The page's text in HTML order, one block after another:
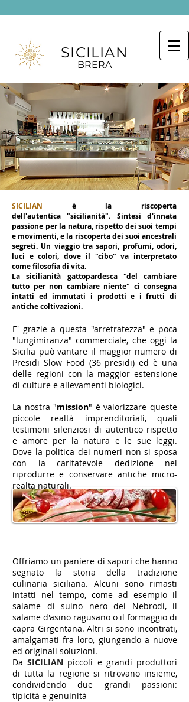
SICILIAN
BRERA
SICILIAN è la riscoperta
dell'autentica "sicilianità". Sintesi d'innata
passione per la natura, rispetto dei suoi tempi
e movimenti, e la riscoperta dei suoi ancestrali
segreti. Un viaggio tra sapori, profumi, odori,
luci e colori, dove il "cibo" va interpretato
come filosofia di vita.
La sicilianità gattopardesca "del cambiare
tutto per non cambiare niente" ci consegna
intatti ed immutati i prodotti e i frutti di
antiche coltivazioni.
E' grazie a questa "arretratezza" e poca
"lungimiranza" commerciale, che oggi la
Sicilia può vantare il maggior numero di
Presidi Slow Food (36 presidi) ed è una
delle regioni con la maggior estensione
di culture e allevamenti biologici.
La nostra "mission" è valorizzare queste
piccole realtà imprenditoriali, quali
testimoni silenziosi di autentico rispetto
e amore per la natura e le sue leggi.
Dove la politica dei numeri non si sposa
con la caritatevole dedizione nel
riprodurre e conservare antiche micro-
realta naturali.
Offriamo un paniere di sapori che hanno
segnato la storia della tradizione
culinaria siciliana. Alcuni sono rimasti
intatti nel tempo, come ad esempio il
salame di suino nero dei Nebrodi, il
salame d'asino ragusano o il formaggio di
capra Girgentana. Altri si sono incontrati,
amalgamati fra loro, giungendo a nuove
ed originali soluzioni.
Da SICILIAN piccoli e grandi produttori
di tutta la regione si ritrovano insieme,
condividendo due grandi passioni:
tipicità e genuinità